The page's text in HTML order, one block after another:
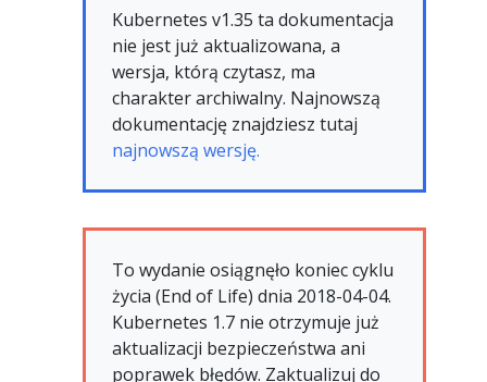
Kubernetes v1.35 ta dokumentacja
nie jest już aktualizowana, a
wersja, którą czytasz, ma
charakter archiwalny. Najnowszą
dokumentację znajdziesz tutaj
najnowszą wersję.
To wydanie osiągnęło koniec cyklu
życia (End of Life) dnia 2018-04-04.
Kubernetes 1.7 nie otrzymuje już
aktualizacji bezpieczeństwa ani
poprawek błędów. Zaktualizuj do